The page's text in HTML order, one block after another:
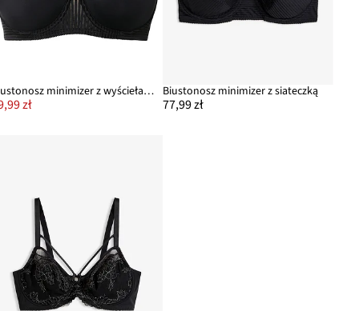
Biustonosz minimizer z wyściełanymi ramiączkami
zł
Biustonosz minimizer z siateczką
77,99 zł